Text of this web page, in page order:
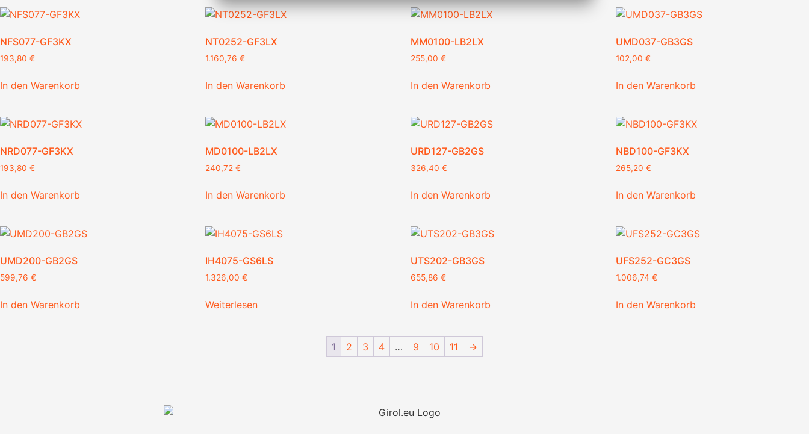
NFS077-GF3KX
193,80 €
In den Warenkorb
NT0252-GF3LX
1.160,76 €
In den Warenkorb
MM0100-LB2LX
255,00 €
In den Warenkorb
UMD037-GB3GS
102,00 €
In den Warenkorb
NRD077-GF3KX
193,80 €
In den Warenkorb
MD0100-LB2LX
240,72 €
In den Warenkorb
URD127-GB2GS
326,40 €
In den Warenkorb
NBD100-GF3KX
265,20 €
In den Warenkorb
UMD200-GB2GS
599,76 €
In den Warenkorb
IH4075-GS6LS
1.326,00 €
Weiterlesen
UTS202-GB3GS
655,86 €
In den Warenkorb
UFS252-GC3GS
1.006,74 €
In den Warenkorb
1 2 3 4 … 9 10 11 →